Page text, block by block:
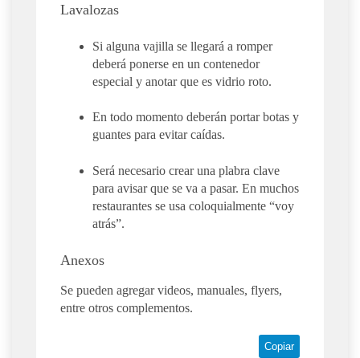
Lavalozas
Si alguna vajilla se llegará a romper
deberá ponerse en un contenedor
especial y anotar que es vidrio roto.
En todo momento deberán portar botas y
guantes para evitar caídas.
Será necesario crear una plabra clave
para avisar que se va a pasar. En muchos
restaurantes se usa coloquialmente “voy
atrás”.
Anexos
Se pueden agregar videos, manuales, flyers,
entre otros complementos.
Copiar